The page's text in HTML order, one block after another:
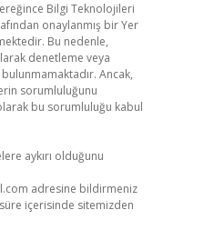
Bilgi Teknolojileri
onaylanmış bir Yer
Bu nedenle,
denetleme veya
Ancak,
sorumluluğunu
bu sorumluluğu kabul
aykırı olduğunu
adresine bildirmeniz
içerisinde sitemizden